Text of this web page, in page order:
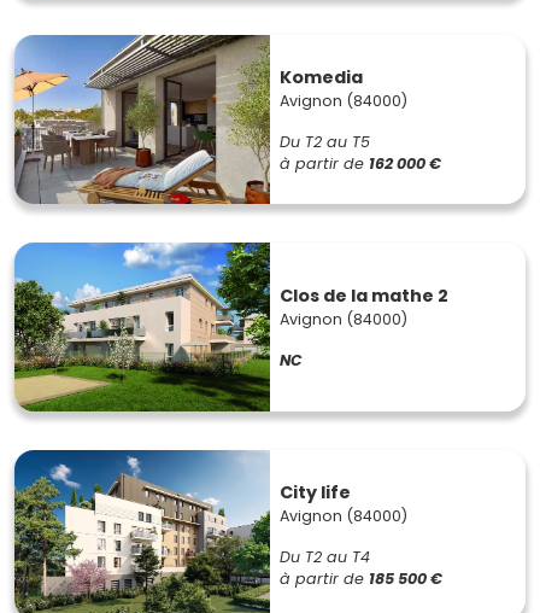
Komedia
Avignon (84000)
Du T2 au T5
à partir de 162 000 €
Clos de la mathe 2
Avignon (84000)
NC
City life
Avignon (84000)
Du T2 au T4
à partir de 185 500 €